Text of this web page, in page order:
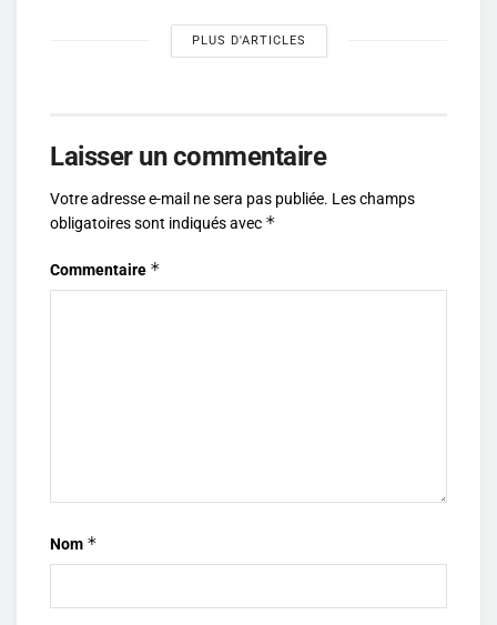
PLUS D'ARTICLES
Laisser un commentaire
Votre adresse e-mail ne sera pas publiée. Les champs
obligatoires sont indiqués avec *
Commentaire *
Nom *